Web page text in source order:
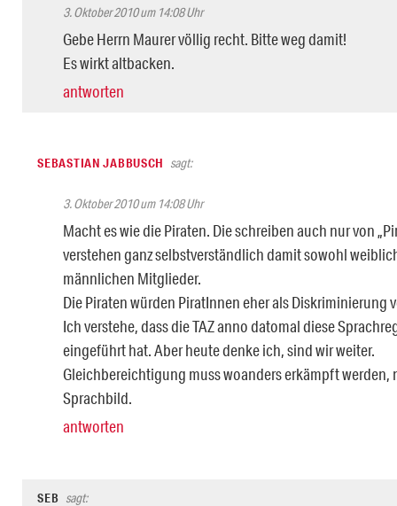
3. Oktober 2010 um 14:08 Uhr
Gebe Herrn Maurer völlig recht. Bitte weg damit!
Es wirkt altbacken.
antworten
SEBASTIAN JABBUSCH sagt:
3. Oktober 2010 um 14:08 Uhr
Macht es wie die Piraten. Die schreiben auch nur von
verstehen ganz selbstverständlich damit sowohl
männlichen Mitglieder.
Die Piraten würden PiratInnen eher als Diskriminierung
Ich verstehe, dass die TAZ anno datomal diese
eingeführt hat. Aber heute denke ich, sind wir weiter.
Gleichbereichtigung muss woanders erkämpft werden,
Sprachbild.
antworten
SEB sagt: